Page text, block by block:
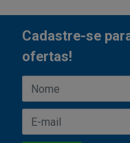
Cadastre-se
ofertas!